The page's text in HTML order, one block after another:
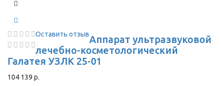
Оставить отзывАппарат ультразвуковой
лечебно-косметологический
Галатея УЗЛК 25-01
104 139 р.